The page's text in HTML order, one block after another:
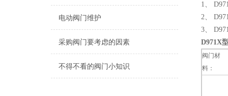
电动阀门维护
采购阀门要考虑的因素
不得不看的阀门小知识
1、
2、
3、
D971X
阀门材
料：